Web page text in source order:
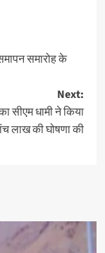
समारोह के
Next:
सीएम धामी ने किया
लाख की घोषणा की